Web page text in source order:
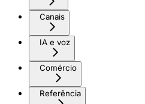
Canais
IA e voz
Comércio
Referência